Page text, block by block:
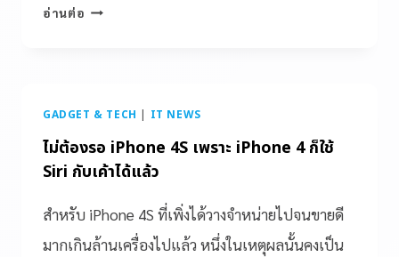
อ่านต่อ
GADGET & TECH | IT NEWS
ไม่ต้องรอ iPhone 4S เพราะ iPhone 4 ก็ใช้
Siri กับเค้าได้แล้ว
สำหรับ iPhone 4S ที่เพิ่งได้วางจำหน่ายไปจนขายดี
มากเกินล้านเครื่องไปแล้ว หนึ่งในเหตุผลนั้นคงเป็น